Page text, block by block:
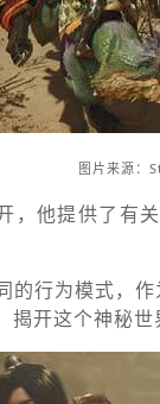
图片来源：
，他提供了有
的行为模式，
开这个神秘世